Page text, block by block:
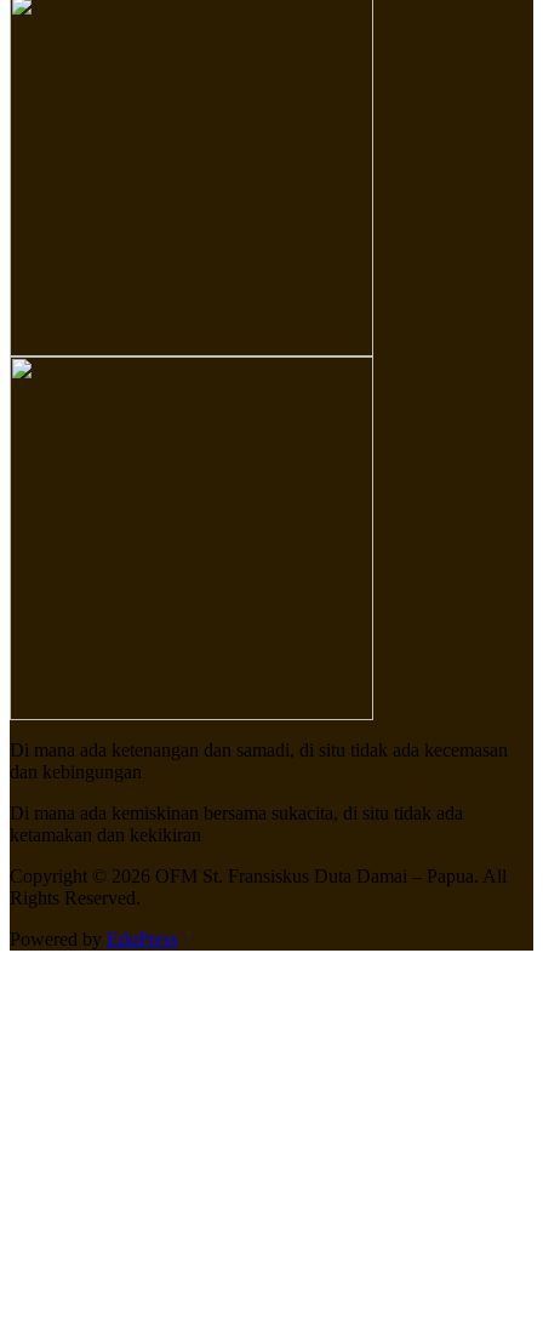
Di mana ada ketenangan dan samadi, di situ tidak ada kecemasan
dan kebingungan
Di mana ada kemiskinan bersama sukacita, di situ tidak ada
ketamakan dan kekikiran
Copyright © 2026 OFM St. Fransiskus Duta Damai – Papua. All
Rights Reserved.
Powered by EduPress